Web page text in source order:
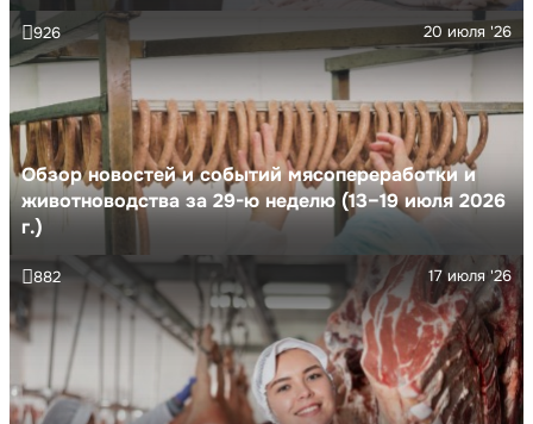
Обзор новостей и событий мясопереработки и
животноводства за 29-ю неделю (13–19 июля 2026
г.)
20 июля '26
926
17 июля '26
882